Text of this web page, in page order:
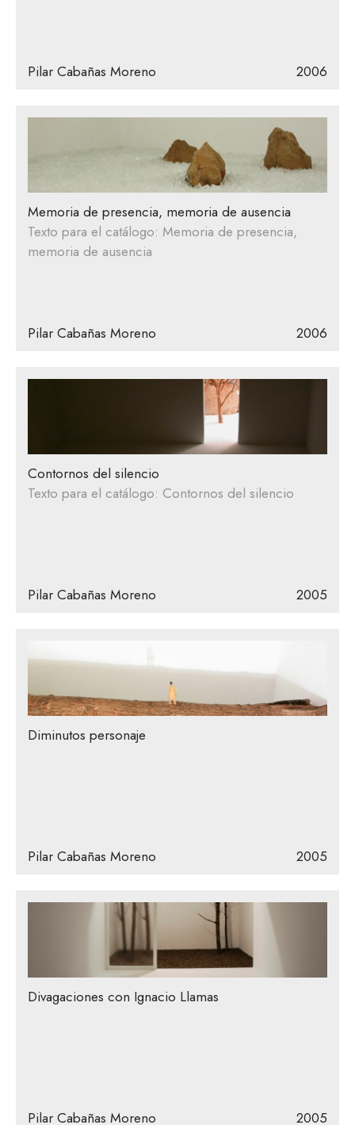
Pilar Cabañas Moreno 2006
Memoria de presencia, memoria de ausencia
Texto para el catálogo: Memoria de presencia,
memoria de ausencia
Pilar Cabañas Moreno 2006
Contornos del silencio
Texto para el catálogo: Contornos del silencio
Pilar Cabañas Moreno 2005
Diminutos personaje
Pilar Cabañas Moreno 2005
Divagaciones con Ignacio Llamas
Pilar Cabañas Moreno 2005